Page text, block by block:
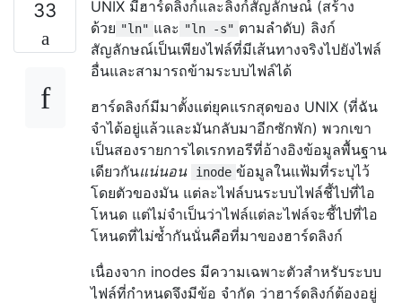
33
UNIX มีฮาร์ดลิงก์และลิงก์สัญลักษณ์ (สร้าง
ด้วย "ln" และ "ln -s" ตามลำดับ) ลิงก์
สัญลักษณ์เป็นเพียงไฟล์ที่มีเส้นทางจริงไปยังไฟล์
อื่นและสามารถข้ามระบบไฟล์ได้
ฮาร์ดลิงก์มีมาตั้งแต่ยุคแรกสุดของ UNIX (ที่ฉัน
จำได้อยู่แล้วและมันกลับมาอีกซักพัก) พวกเขา
เป็นสองรายการไดเรกทอรีที่อ้างอิงข้อมูลพื้นฐาน
เดียวกันแน่นอน inode ข้อมูลในแฟ้มที่ระบุไว้
โดยตัวของมัน แต่ละไฟล์บนระบบไฟล์ชี้ไปที่ไอ
โหนด แต่ไม่จำเป็นว่าไฟล์แต่ละไฟล์จะชี้ไปที่ไอ
โหนดที่ไม่ซ้ำกันนั่นคือที่มาของฮาร์ดลิงก์
เนื่องจาก inodes มีความเฉพาะตัวสำหรับระบบ
ไฟล์ที่กำหนดจึงมีข้อ จำกัด ว่าฮาร์ดลิงก์ต้องอยู่